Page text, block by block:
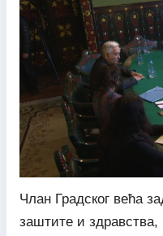
Члан Градског већа
заштите и